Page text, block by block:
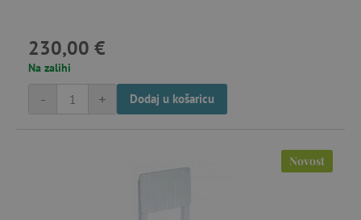
230,00 €
Na zalihi
+
- Dodaj u košaricu
Novost
featureFlagIdentifier www.agatinsvijet.hr
Googleovu politiku privatnosti